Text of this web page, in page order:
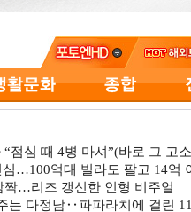
점심 때 4병 마셔”(바로 그 고
…100억대 빌라도 팔고 14억
짝…리즈 갱신한 인형 비주얼
는 다정남‥파파라치에 걸린